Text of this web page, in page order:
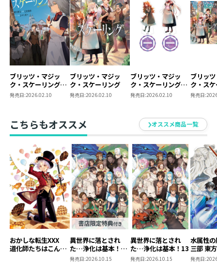
ブリッツ・マジッ
ク・スケーリング
@COMIC 第1巻
発売日:2026.02.10
ブリッツ・マジッ
ク・スケーリング
発売日:2026.02.10
ブリッツ・マジッ
ク・スケーリング
アクリルスタンド
発売日:2026.02.10
ブリッ
ク・ス
原作小
典ミニ
き】
発売日:
こちらもオススメ オススメ商品一覧
おかしな転生XXX
道化師たちはこんが
異世界に落とされ
た…浄化は基本！
13【ピッコマ限定
発売日:2026.10.15
異世界に落とされ
た…浄化は基本！13
発売日:2026.10.15
水属性
三部 東
発売日: